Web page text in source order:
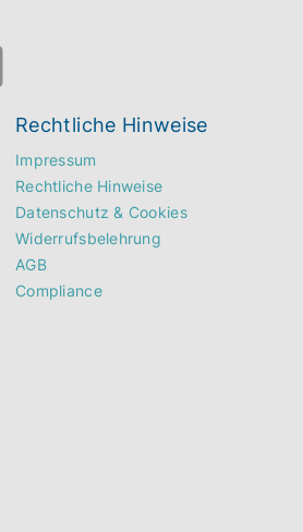
Rechtliche Hinweise
Impressum
Rechtliche Hinweise
Datenschutz & Cookies
Widerrufsbelehrung
AGB
Compliance